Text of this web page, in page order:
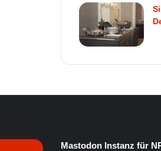
Mastodon Instanz für